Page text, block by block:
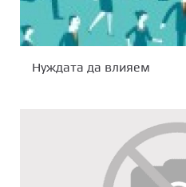
Нуждата да влияем